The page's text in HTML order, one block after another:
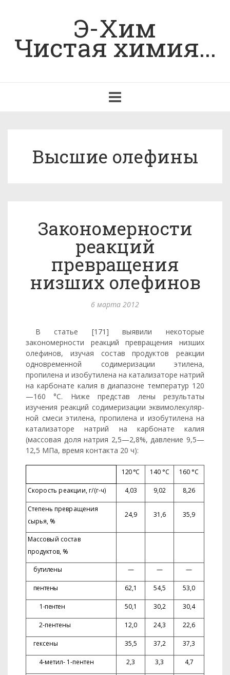
Э-Хим
Чистая химия...
navigation
Высшие олефины
Закономерности
реакций
превращения
низших олефинов
6 марта 2012
В статье [171] выявили некото­рые
закономерности реакций превращения низших
олефинов, изу­чая состав продуктов реакции
одновременной содимеризации эти­лена,
пропилена и изобутилена на катализаторе натрий
на карбо­нате калия в диапазоне температур 120
—160 °С. Ниже представ­ лены результаты
изучения реакций содимеризации эквимолекуляр­
ной смеси этилена, пропилена и изобутилена на
катализаторе нат­рий на карбонате калия
(массовая доля натрия 2,5—2,8%, давле­ние 9,5—
12,5 МПа, время контакта 20 ч):
120 °С 140 °С 160 °С
Скорость реакции, г/(г-ч) 4,03 9,02 8,26
Степень превращения
сырья, %
24,9 31,6 35,9
Массовый состав
продуктов, %
бутилены — — —
пентены 62,1 54,5 53,0
1-пентен 50,1 30,2 30,4
2-пентены 12,0 24,3 22,6
гексены 35,5 37,2 37,3
4-метил- 1-пентен 2,3 3,3 4,7